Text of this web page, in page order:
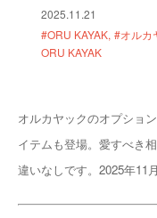
2025.11.21
#ORU KAYAK #オルカ
ORU KAYAK
オルカヤックのオプショ
イテムも登場。愛すべき
違いなしです。2025年11